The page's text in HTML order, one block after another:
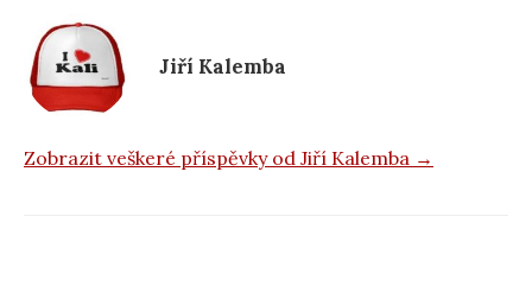
o
k Jiří Kalemba
Zobrazit veškeré příspěvky od Jiří Kalemba →